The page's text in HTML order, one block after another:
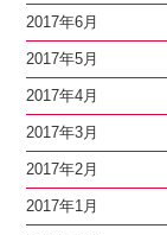
2017年6月
2017年5月
2017年4月
2017年3月
2017年2月
2017年1月